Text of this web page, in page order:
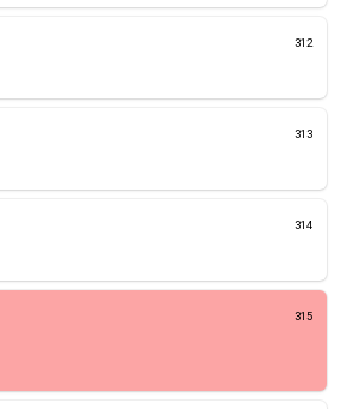
312
313
314
315